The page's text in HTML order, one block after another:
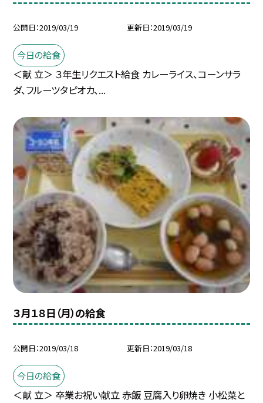
公開日 2019/03/19 更新日 2019/03/19
今日の給食
＜献 立＞ ３年生リクエスト給食 カレーライス、コーンサラ
ダ、フルーツタピオカ、...
３月１８日（月）の給食
公開日 2019/03/18 更新日 2019/03/18
今日の給食
＜献 立＞ 卒業お祝い献立 赤飯 豆腐入り卵焼き 小松菜と